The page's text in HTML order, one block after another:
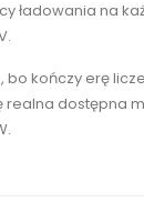
ładowania na
bo kończy erę
realna dostępna